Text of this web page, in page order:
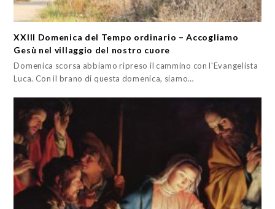
XXIII Domenica del Tempo ordinario – Accogliamo
Gesù nel villaggio del nostro cuore
Domenica scorsa abbiamo ripreso il cammino con l'Evangelista
Luca. Con il brano di questa domenica, siamo…